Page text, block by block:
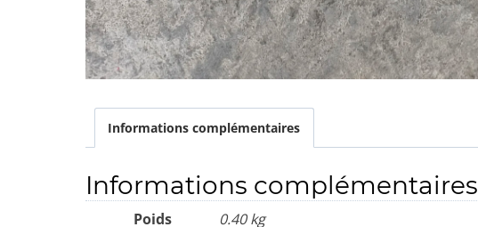
Informations complémentaires
Informations complémentaires
Poids 0.40 kg